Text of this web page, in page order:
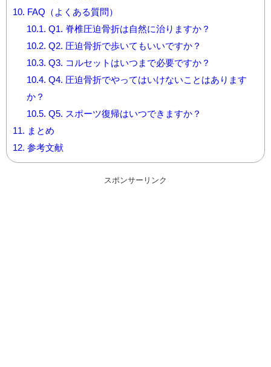
10. FAQ（よくある質問）
10.1. Q1. 脊椎圧迫骨折は自然に治りますか？
10.2. Q2. 圧迫骨折で歩いてもいいですか？
10.3. Q3. コルセットはいつまで必要ですか？
10.4. Q4. 圧迫骨折でやってはいけないことはあります
か？
10.5. Q5. スポーツ復帰はいつできますか？
11. まとめ
12. 参考文献
スポンサーリンク